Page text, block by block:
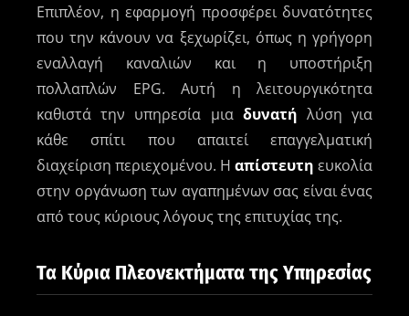
Επιπλέον, η εφαρμογή προσφέρει δυνατότητες
που την κάνουν να ξεχωρίζει, όπως η γρήγορη
εναλλαγή καναλιών και η υποστήριξη
πολλαπλών EPG. Αυτή η λειτουργικότητα
καθιστά την υπηρεσία μια δυνατή λύση για
κάθε σπίτι που απαιτεί επαγγελματική
διαχείριση περιεχομένου. Η απίστευτη ευκολία
στην οργάνωση των αγαπημένων σας είναι ένας
από τους κύριους λόγους της επιτυχίας της.
Τα Κύρια Πλεονεκτήματα της Υπηρεσίας